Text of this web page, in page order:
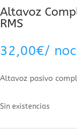
Altavoz
RMS
32,00€/
Altavoz pasivo
Sin existencias